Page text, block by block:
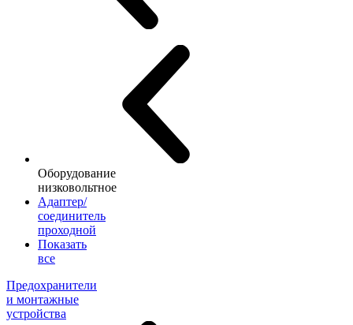
Оборудование
низковольтное
Адаптер/
соединитель
проходной
Показать
все
Предохранители
и монтажные
устройства